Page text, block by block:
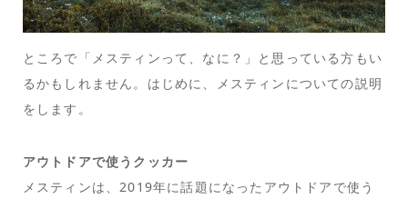
ところで「メスティンって、なに？」と思っている方もい
るかもしれません。はじめに、メスティンについての説明
をします。
アウトドアで使うクッカー
メスティンは、2019年に話題になったアウトドアで使う